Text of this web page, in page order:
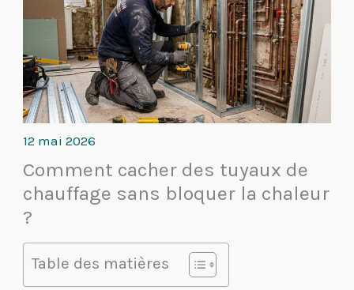
12 mai 2026
Comment cacher des tuyaux de
chauffage sans bloquer la chaleur
?
Table des matières